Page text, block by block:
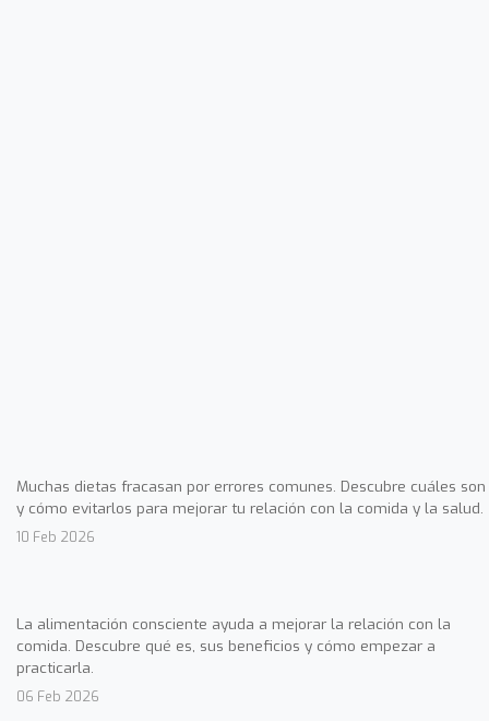
Muchas dietas fracasan por errores comunes. Descubre cuáles son
y cómo evitarlos para mejorar tu relación con la comida y la salud.
10 Feb 2026
La alimentación consciente ayuda a mejorar la relación con la
comida. Descubre qué es, sus beneficios y cómo empezar a
practicarla.
06 Feb 2026